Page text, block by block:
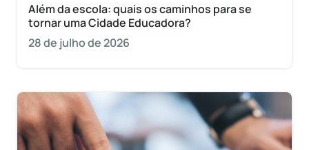
Além da escola: quais os caminhos para se
tornar uma Cidade Educadora?
28 de julho de 2026